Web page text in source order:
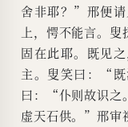
舍非耶？”邢便请
上，愕不能言。
固在此耶。既见
主。叟笑曰：“
曰：“仆则故识之
虚天石供。”邢审